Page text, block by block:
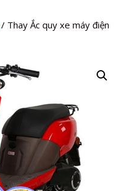
/ Thay Ắc quy xe máy điện